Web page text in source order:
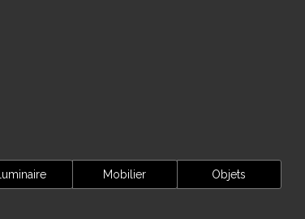
Luminaire Mobilier Objets